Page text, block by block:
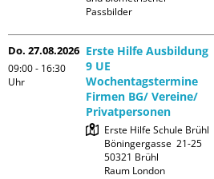
Passbilder
Do. 27.08.2026
09:00 - 16:30
Uhr
Erste Hilfe Ausbildung
9 UE
Wochentagstermine
Firmen BG/ Vereine/
Privatpersonen
Erste Hilfe Schule Brühl
Böningergasse  21-25
50321 Brühl
Raum London